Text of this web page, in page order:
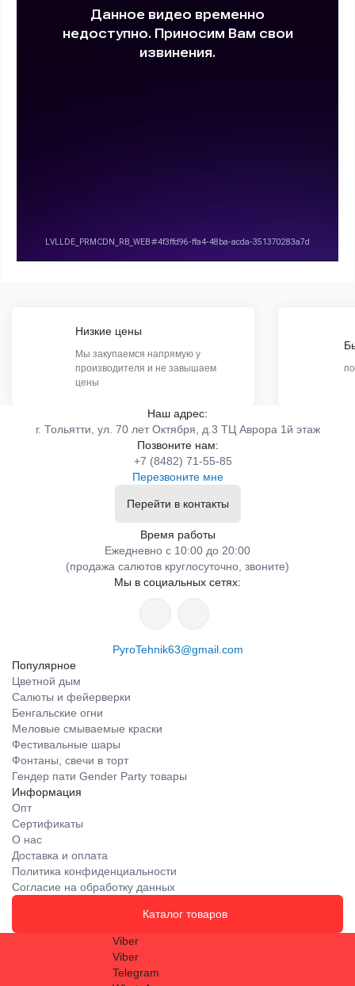
Низкие цены
Мы закупаемся напрямую у
производителя и не завышаем
цены
Наш адрес:
г. Тольятти, ул. 70 лет Октября, д.3 ТЦ Аврора 1й этаж
Позвоните нам:
+7 (8482) 71-55-85
Перезвоните мне
Перейти в контакты
Время работы
Ежедневно с 10:00 до 20:00
(продажа салютов круглосуточно, звоните)
Мы в социальных сетях:
PyroTehnik63@gmail.com
Популярное
Цветной дым
Салюты и фейерверки
Бенгальские огни
Меловые смываемые краски
Фестивальные шары
Фонтаны, свечи в торт
Гендер пати Gender Party товары
Информация
Опт
Сертификаты
О нас
Доставка и оплата
Политика конфиденциальности
Согласие на обработку данных
Каталог товаров
Viber
Viber
Telegram